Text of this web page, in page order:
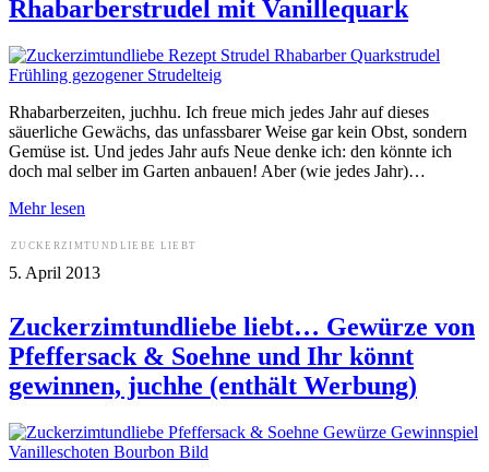
Rhabarberstrudel mit Vanillequark
Rhabarberzeiten, juchhu. Ich freue mich jedes Jahr auf dieses
säuerliche Gewächs, das unfassbarer Weise gar kein Obst, sondern
Gemüse ist. Und jedes Jahr aufs Neue denke ich: den könnte ich
doch mal selber im Garten anbauen! Aber (wie jedes Jahr)…
Mehr lesen
ZUCKERZIMTUNDLIEBE LIEBT
5. April 2013
Zuckerzimtundliebe liebt… Gewürze von
Pfeffersack & Soehne und Ihr könnt
gewinnen, juchhe (enthält Werbung)